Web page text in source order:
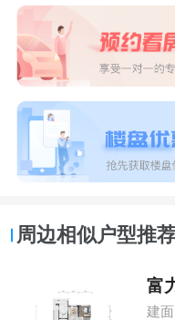
周边相似户型推
富
建